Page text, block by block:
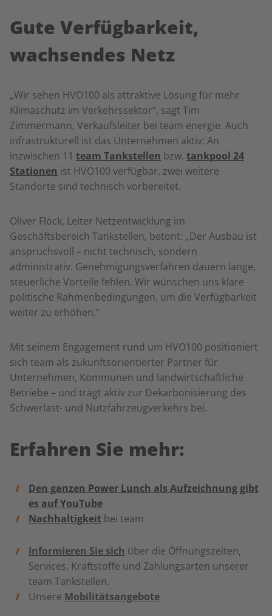
Gute Verfügbarkeit,
wachsendes Netz
„Wir sehen HVO100 als attraktive Lösung für mehr
Klimaschutz im Verkehrssektor“, sagt Tim
Zimmermann, Verkaufsleiter bei team energie. Auch
infrastrukturell ist das Unternehmen aktiv: An
inzwischen 11 team Tankstellen bzw. tankpool 24
Stationen ist HVO100 verfügbar, zwei weitere
Standorte sind technisch vorbereitet.
Oliver Flöck, Leiter Netzentwicklung im
Geschäftsbereich Tankstellen, betont: „Der Ausbau ist
anspruchsvoll – nicht technisch, sondern
administrativ. Genehmigungsverfahren dauern lange,
steuerliche Vorteile fehlen. Wir wünschen uns klare
politische Rahmenbedingungen, um die Verfügbarkeit
weiter zu erhöhen.“
Mit seinem Engagement rund um HVO100 positioniert
sich team als zukunftsorientierter Partner für
Unternehmen, Kommunen und landwirtschaftliche
Betriebe – und trägt aktiv zur Dekarbonisierung des
Schwerlast- und Nutzfahrzeugverkehrs bei.
Erfahren Sie mehr:
Den ganzen Power Lunch als Aufzeichnung gibt
es auf YouTube
Nachhaltigkeitbei team
Informieren Sie sich über die Öffnungszeiten,
Services, Kraftstoffe und Zahlungsarten unserer
team Tankstellen.
Unsere Mobilitätsangebote